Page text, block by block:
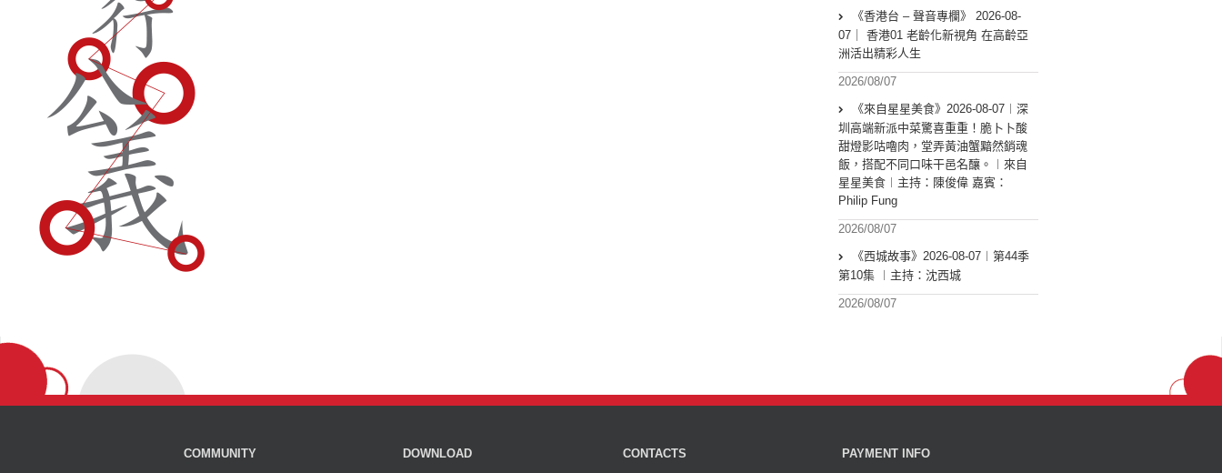
《香港台 – 聲音專欄》 2026-08-
07｜ 香港01 老齡化新視角 在高齡亞
洲活出精彩人生
2026/08/07
《來自星星美食》2026-08-07︱深
圳高端新派中菜驚喜重重！脆卜卜酸
甜燈影咕嚕肉，堂弄黃油蟹黯然銷魂
飯，搭配不同口味干邑名釀。︱來自
星星美食︱主持：陳俊偉 嘉賓：
Philip Fung
2026/08/07
《西城故事》2026-08-07︱第44季
第10集 ︱主持：沈西城
2026/08/07
COMMUNITY DOWNLOAD CONTACTS PAYMENT INFO